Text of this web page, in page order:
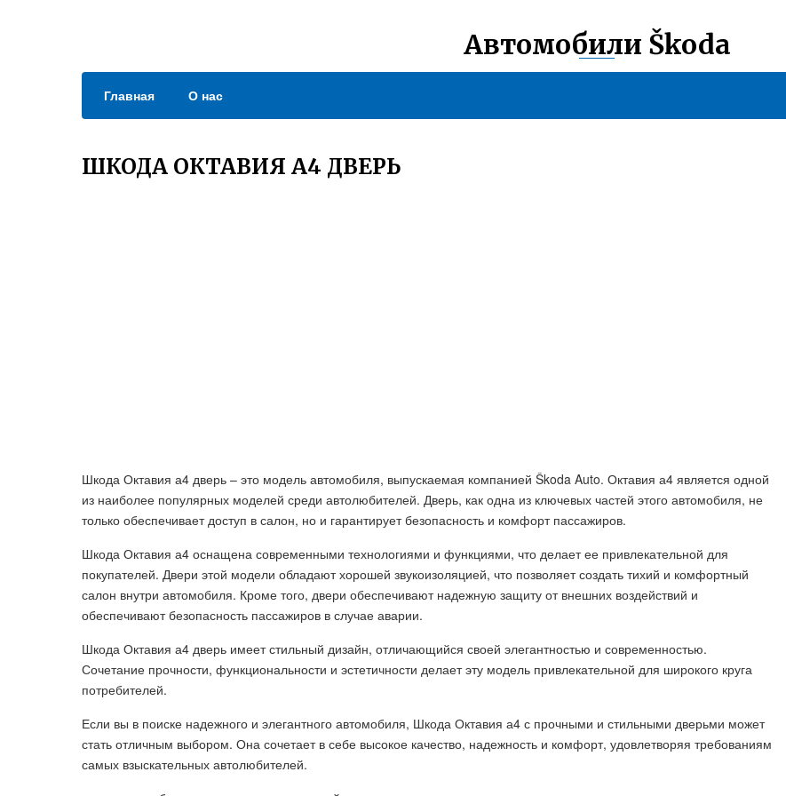
Автомобили Škoda
Главная О нас
ШКОДА ОКТАВИЯ А4 ДВЕРЬ
Шкода Октавия а4 дверь – это модель автомобиля, выпускаемая компанией Škoda Auto. Октавия а4 является одной
из наиболее популярных моделей среди автолюбителей. Дверь, как одна из ключевых частей этого автомобиля, не
только обеспечивает доступ в салон, но и гарантирует безопасность и комфорт пассажиров.
Шкода Октавия а4 оснащена современными технологиями и функциями, что делает ее привлекательной для
покупателей. Двери этой модели обладают хорошей звукоизоляцией, что позволяет создать тихий и комфортный
салон внутри автомобиля. Кроме того, двери обеспечивают надежную защиту от внешних воздействий и
обеспечивают безопасность пассажиров в случае аварии.
Шкода Октавия а4 дверь имеет стильный дизайн, отличающийся своей элегантностью и современностью.
Сочетание прочности, функциональности и эстетичности делает эту модель привлекательной для широкого круга
потребителей.
Если вы в поиске надежного и элегантного автомобиля, Шкода Октавия а4 с прочными и стильными дверьми может
стать отличным выбором. Она сочетает в себе высокое качество, надежность и комфорт, удовлетворяя требованиям
самых взыскательных автолюбителей.